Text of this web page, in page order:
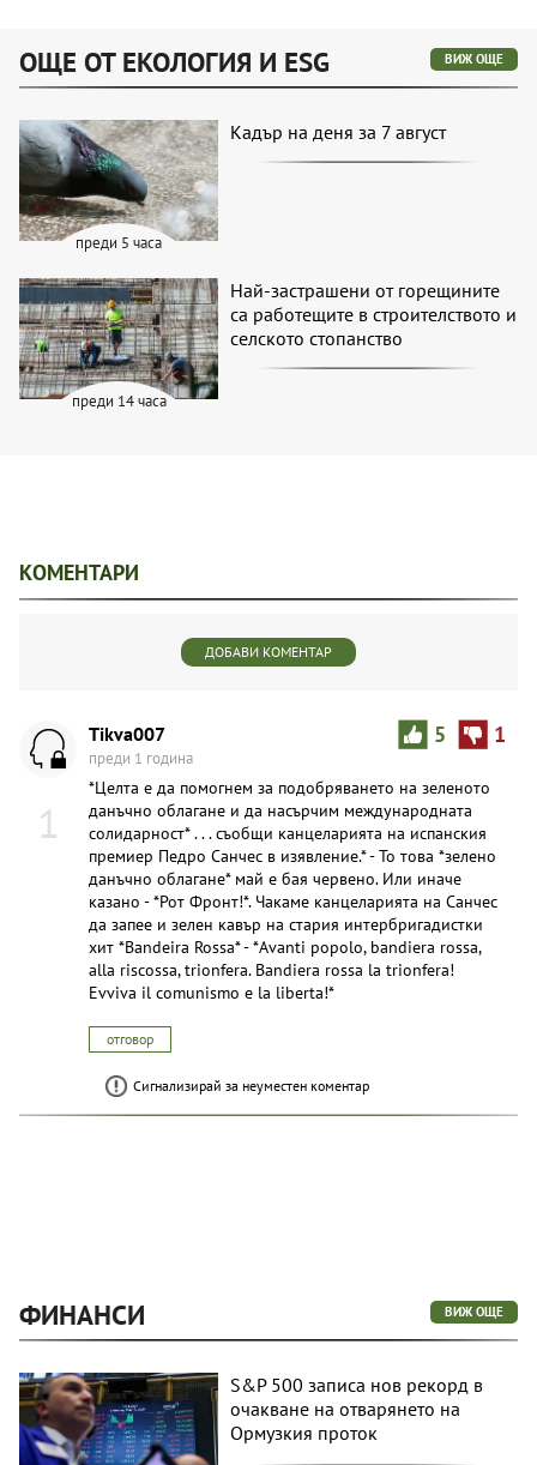
ОЩЕ ОТ ЕКОЛОГИЯ И ESG ВИЖ ОЩЕ
преди 5 часа
Кадър на деня за 7 август
преди 14 часа
Най-застрашени от горещините
са работещите в строителството и
селското стопанство
КОМЕНТАРИ
ДОБАВИ КОМЕНТАР
1
5 1
Tikva007
преди 1 година
*Целта е да помогнем за подобряването на зеленото
данъчно облагане и да насърчим международната
солидарност* . . . съобщи канцеларията на испанския
премиер Педро Санчес в изявление.* - То това *зелено
данъчно облагане* май е бая червено. Или иначе
казано - *Рот Фронт!*. Чакаме канцеларията на Санчес
да запее и зелен кавър на стария интербригадистки
хит *Bandeira Rossa* - *Avanti popolo, bandiera rossa,
alla riscossa, trionfera. Bandiera rossa la trionfera!
Evviva il comunismo e la liberta!*
отговор
Сигнализирай за неуместен коментар
ФИНАНСИ ВИЖ ОЩЕ
S&P 500 записа нов рекорд в
очакване на отварянето на
Ормузкия проток